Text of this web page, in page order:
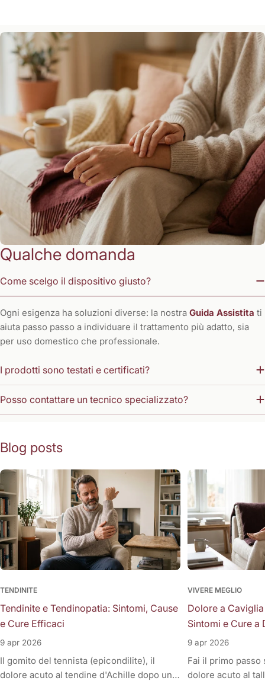
Qualche domanda
Come scelgo il dispositivo giusto?
Ogni esigenza ha soluzioni diverse: la nostra Guida Assistita ti
aiuta passo passo a individuare il trattamento più adatto, sia
per uso domestico che professionale.
I prodotti sono testati e certificati?
Posso contattare un tecnico specializzato?
Blog posts
TENDINITE
Tendinite e Tendinopatia: Sintomi, Cause
e Cure Efficaci
9 apr 2026
Il gomito del tennista (epicondilite), il
dolore acuto al tendine d'Achille dopo una
VIVERE MEGLIO
Dolore a
Sintomi e Cure a
9 apr 2026
Fai il primo
dolore acuto al